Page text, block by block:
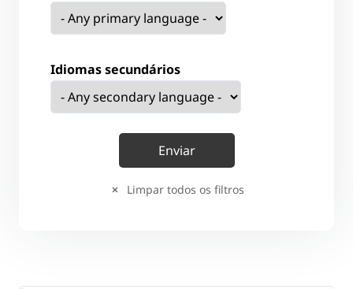
Idiomas secundários
Limpar todos os filtros